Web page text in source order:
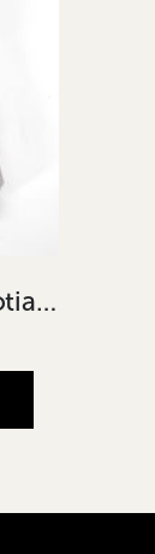
Kapell KES S till bla Baotian, Awesome